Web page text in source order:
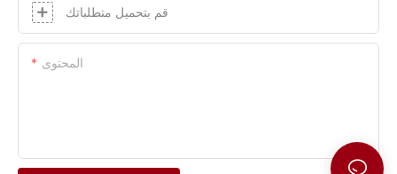
قم بتحميل متطلباتك
المحتوى